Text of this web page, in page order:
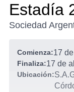
Estadía
Sociedad
Comienza:17
Finaliza:17 de
Ubicación: